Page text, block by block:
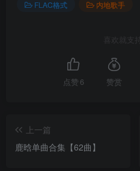
FLAC格式 内地歌手
喜欢就支
点赞 6 赞赏
上一篇
鹿晗单曲合集【62曲】